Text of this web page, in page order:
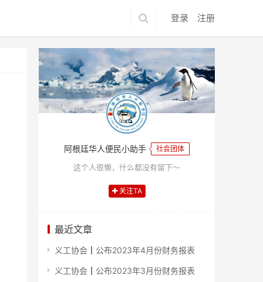
登录 注册
阿根廷华人便民小助手 社会团体
这个人很懒，什么都没有留下～
关注TA
最近文章
义工协会┃公布2023年4月份财务报表
义工协会┃公布2023年3月份财务报表